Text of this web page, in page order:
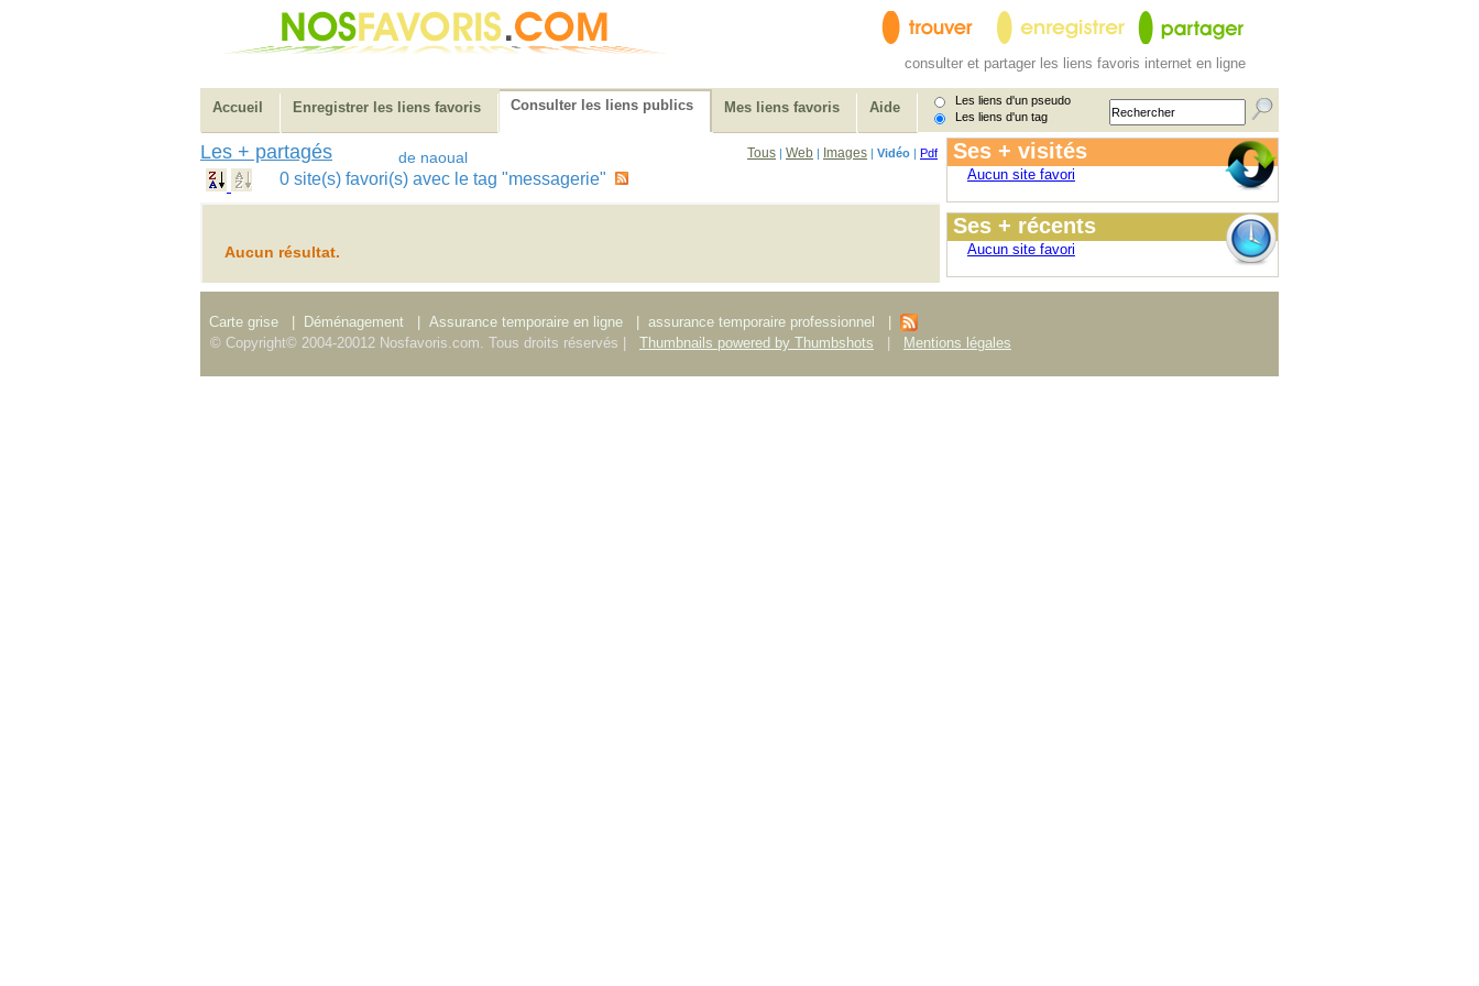
consulter et partager les liens favoris internet en ligne
Accueil Enregistrer les liens favoris Consulter les liens publics Mes liens favoris Aide
Les liens d'un pseudo
Les liens d'un tag
Les + partagés de naoual Tous | Web | Images | Vidéo | Pdf
0 site(s) favori(s) avec le tag "messagerie"
Aucun résultat.
Ses + visités
Aucun site favori
Ses + récents
Aucun site favori
Carte grise Déménagement Assurance temporaire en ligne assurance temporaire professionnel
© Copyright© 2004-20012 Nosfavoris.com. Tous droits réservés |
Thumbnails powered by Thumbshots Mentions légales